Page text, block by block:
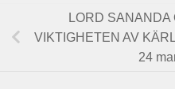
LORD
VIKTIGHETEN AV
24